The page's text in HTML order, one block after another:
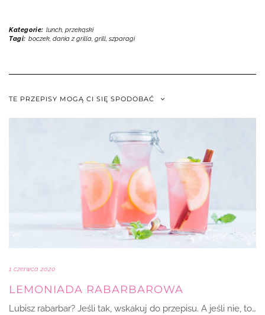
Kategorie: lunch, przekąski
Tagi: boczek, dania z grilla, grill, szparagi
TE PRZEPISY MOGĄ CI SIĘ SPODOBAĆ
1 czerwca 2020
LEMONIADA RABARBAROWA
Lubisz rabarbar? Jeśli tak, wskakuj do przepisu. A jeśli nie, to…